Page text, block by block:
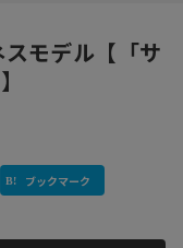
モデル【「サ
ブックマーク